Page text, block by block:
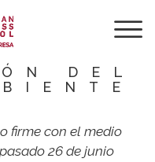
ACOGE
DEL
firme con el medio
26 de junio